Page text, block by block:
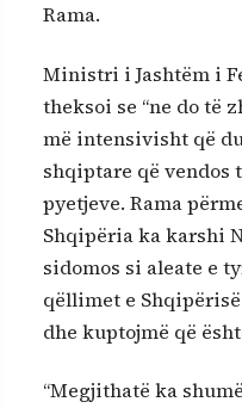
Rama.
Ministri i Jashtëm i
theksoi se “ne do të
më intensivisht që
shqiptare që vendos
pyetjeve. Rama
Shqipëria ka karshi
sidomos si aleate e
qëllimet e
dhe kuptojmë që
“Megjithatë ka